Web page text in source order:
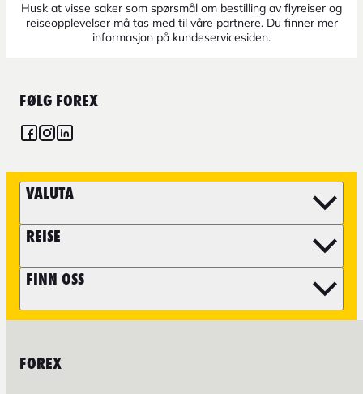
Husk at visse saker som spørsmål om bestilling av flyreiser og
reiseopplevelser må tas med til våre partnere. Du finner mer
informasjon på kundeservicesiden.
FØLG FOREX
VALUTA
REISE
FINN OSS
FOREX